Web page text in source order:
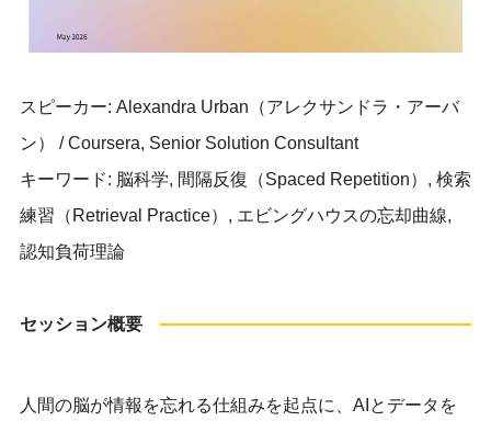
スピーカー: Alexandra Urban（アレクサンドラ・アーバ
ン） / Coursera, Senior Solution Consultant
キーワード: 脳科学, 間隔反復（Spaced Repetition）, 検索
練習（Retrieval Practice）, エビングハウスの忘却曲線,
認知負荷理論
セッション概要
人間の脳が情報を忘れる仕組みを起点に、AIとデータを